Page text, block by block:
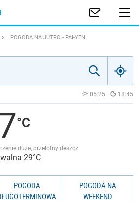
POGODA NA JUTRO - PAI-YEN
05:25 18:45
duże, przelotny deszcz
29°C
POGODA
POGODA NA
WEEKEND